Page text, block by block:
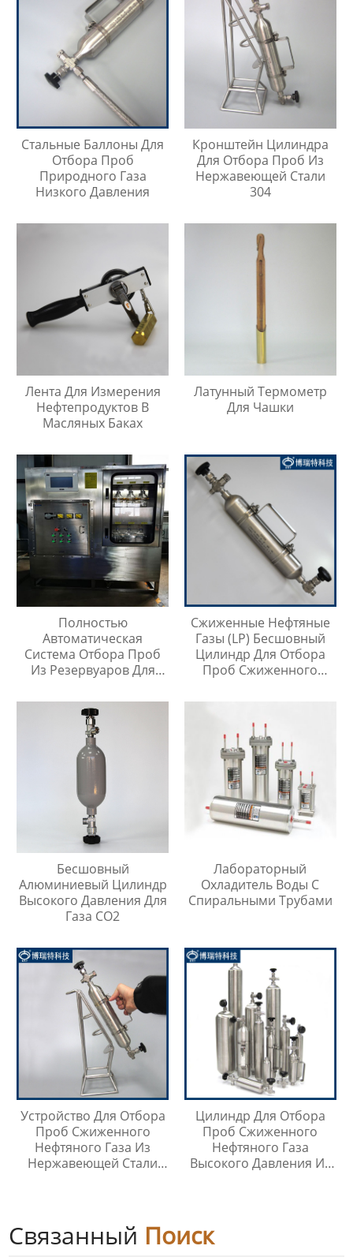
Стальные Баллоны Для
Отбора Проб
Природного Газа
Низкого Давления
Кронштейн Цилиндра
Для Отбора Проб Из
Нержавеющей Стали
304
Лента Для Измерения
Нефтепродуктов В
Масляных Баках
Латунный Термометр
Для Чашки
Полностью
Автоматическая
Система Отбора Проб
Из Резервуаров Для
Любой Высоте
Сжиженные Нефтяные
Газы (LP) Бесшовный
Цилиндр Для Отбора
Проб Сжиженного
Бесшовный
Алюминиевый Цилиндр
Высокого Давления Для
Газа CO2
Лабораторный
Охладитель Воды С
Спиральными Трубами
Устройство Для Отбора
Проб Сжиженного
Нефтяного Газа Из
Нержавеющей Стали
Цилиндр Для Отбора
Проб Сжиженного
Нефтяного Газа
Высокого Давления Из
Связанный Поиск